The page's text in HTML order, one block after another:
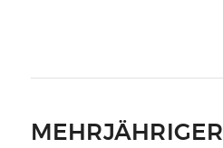
MEHRJÄHRIGER